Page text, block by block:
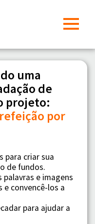
uma
de
projeto:
por
para criar sua
de fundos.
palavras e imagens
e convencê-los a
para ajudar a